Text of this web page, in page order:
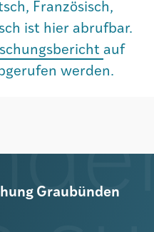
Französisch,
ist hier abrufbar.
auf
werden.
Graubünden